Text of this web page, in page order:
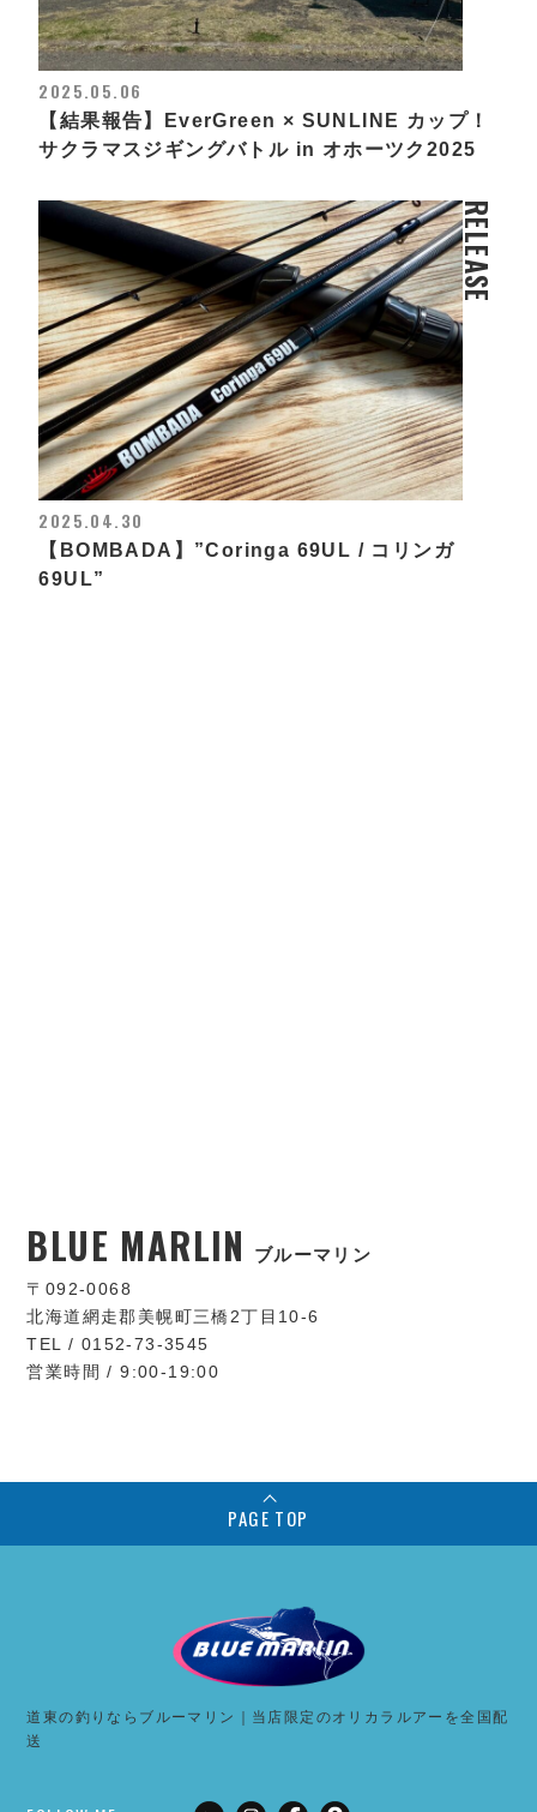
2025.05.06
【結果報告】EverGreen × SUNLINE カップ！
サクラマスジギングバトル in オホーツク2025
RELEASE
2025.04.30
【BOMBADA】”Coringa 69UL / コリンガ
69UL”
BLUE MARLIN ブルーマリン
〒092-0068
北海道網走郡美幌町三橋2丁目10-6
TEL / 0152-73-3545
営業時間 / 9:00-19:00
PAGE TOP
道東の釣りならブルーマリン｜当店限定のオリカラルアーを全国配
送